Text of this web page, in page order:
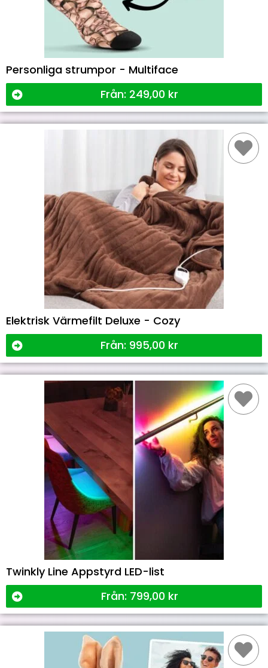
Personliga strumpor - Multiface
Från: 249,00 kr
Elektrisk Värmefilt Deluxe - Cozy
Från: 995,00 kr
Twinkly Line Appstyrd LED-list
Från: 799,00 kr